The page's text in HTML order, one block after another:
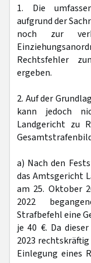
1. Die
aufgrund der
noch zur
Rechtsfehler
ergeben.
2. Auf der
kann jedoch
Landgericht zu
a) Nach den
das Amtsgericht
am 25. Oktober
2022
Strafbefehl eine
je 40 €. Da
2023
Einlegung eines